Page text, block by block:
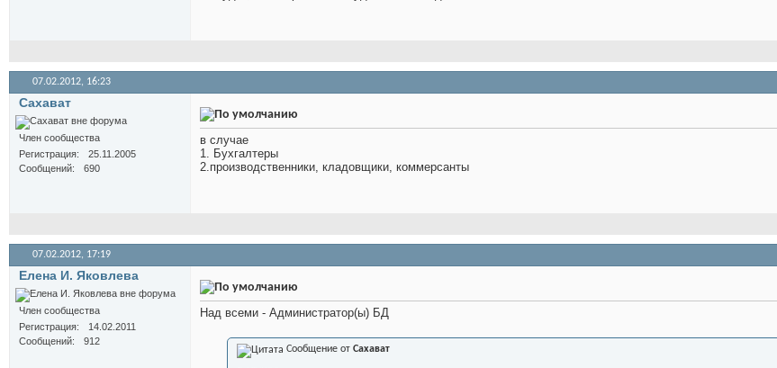
07.02.2012, 16:23
Сахават
Член сообщества
Регистрация
25.11.2005
Сообщений
690
в случае
1. Бухгалтеры
2.производственники, кладовщики, коммерсанты
07.02.2012, 17:19
Елена И. Яковлева
Член сообщества
Регистрация
14.02.2011
Сообщений
912
Над всеми - Администратор(ы) БД
Сообщение от Сахават